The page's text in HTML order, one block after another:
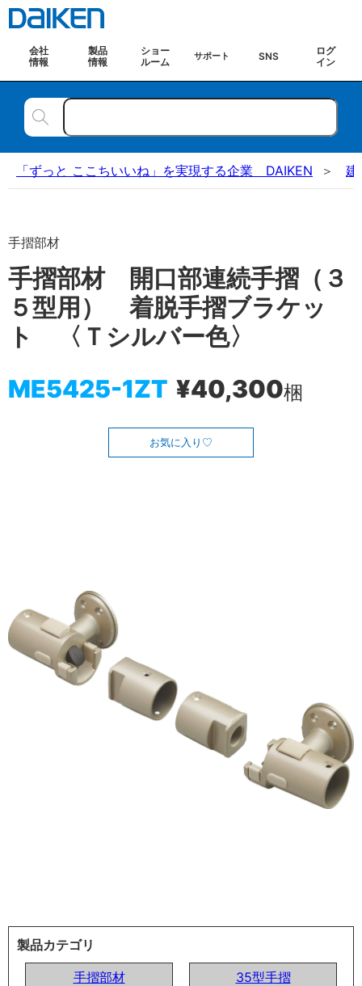
会社
情報
製品
情報
ショー
ルーム
サポート SNS
ログ
イン
「ずっと ここちいいね」を実現する企業 DAIKEN 建
手摺部材
手摺部材 開口部連続手摺（３
５型用） 着脱手摺ブラケッ
ト 〈Ｔシルバー色〉
ME5425-1ZT ¥40,300梱
お気に入り
製品カテゴリ
手摺部材
35型手摺